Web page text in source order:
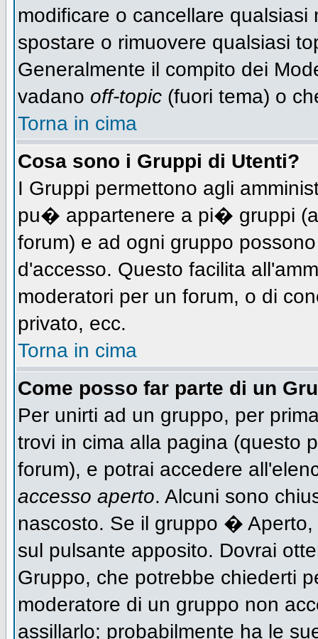
modificare o cancellare
spostare o rimuovere qualsiasi
Generalmente il compito dei
vadano off-topic (fuori tema) o
Torna in cima
Cosa sono i Gruppi di Utenti?
I Gruppi permettono agli
pu� appartenere a pi� gruppi
forum) e ad ogni gruppo
d'accesso. Questo facilita
moderatori per un forum, o di
privato, ecc.
Torna in cima
Come posso far parte di un
Per unirti ad un gruppo, per
trovi in cima alla pagina (questo
forum), e potrai accedere
accesso aperto. Alcuni sono
nascosto. Se il gruppo �
sul pulsante apposito. Dovrai
Gruppo, che potrebbe chiederti
moderatore di un gruppo non
assillarlo; probabilmente ha le